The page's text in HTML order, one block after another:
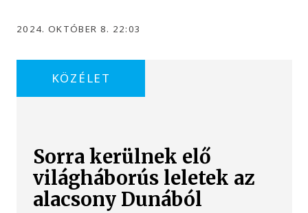
2024. OKTÓBER 8. 22:03
KÖZÉLET
Sorra kerülnek elő
világháborús leletek az
alacsony Dunából